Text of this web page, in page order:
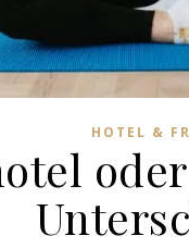
HOTEL &